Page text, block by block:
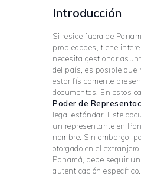
Introducción
Si reside fuera de
propiedades, tiene
necesita gestionar
del país, es posible que
estar físicamente
documentos. En estos
Poder de
legal estándar. Este
un representante en
nombre. Sin embargo,
otorgado en el
Panamá, debe seguir
autenticación específico.